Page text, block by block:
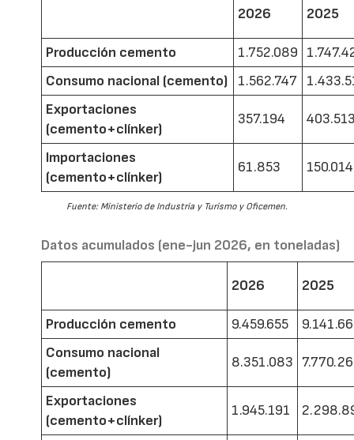
2026 2025
Producción cemento 1.752.089
Consumo nacional (cemento)
1.562.747
Exportaciones
(cemento+clínker)
357.194
Importaciones
(cemento+clínker)
61.853 150.014
Fuente: Ministerio de Industria y Turismo y Oficemen.
Datos acumulados (ene-jun 2026, en toneladas)
2026 2025
Producción cemento 9.459.655
Consumo nacional
(cemento)
8.351.083
Exportaciones
(cemento+clínker)
1.945.191